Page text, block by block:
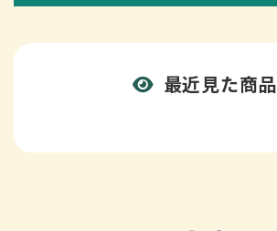
最近見た商品